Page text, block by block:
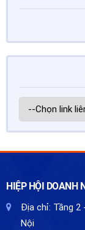
HIỆP HỘI DOANH
Địa chỉ: Tầng 2
Nội